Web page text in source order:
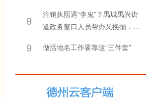
8
注销执照遇“李鬼”？禹城禹兴街
道政务窗口人员帮办又挽损，守
9 做活地名工作要靠这“三件套”